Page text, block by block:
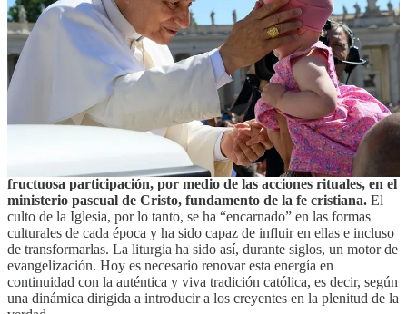
ElConcilioafirma la legitimidad de ese proceso arraigado en la
auténtica Tradición, distinguiendo dentro de la liturgia «una parte
que es inmutable por ser la institución divina» de «otras partes
sujetas a cambio, que en el decurso del tiempo pueden y aún deben
variar, si es que en ellas se han introducido elementos que no
responden bien a la naturaleza íntima de la misma Liturgia o han
llegado a ser menos apropiados» (SC, 21).
A lo largo de los siglos se han producido constantemente
cambios de este tipo, con el fin de consentir a los fieles una
fructuosa participación, por medio de las acciones rituales, en el
ministerio pascual de Cristo, fundamento de la fe cristiana. El
culto de la Iglesia, por lo tanto, se ha “encarnado” en las formas
culturales de cada época y ha sido capaz de influir en ellas e incluso
de transformarlas. La liturgia ha sido así, durante siglos, un motor de
evangelización. Hoy es necesario renovar esta energía en
continuidad con la auténtica y viva tradición católica, es decir, según
una dinámica dirigida a introducir a los creyentes en la plenitud de la